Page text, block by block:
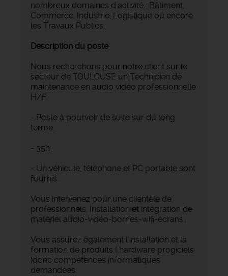
nombreux domaines d'activité : Bâtiment,
Commerce, Industrie, Logistique ou encore
les Travaux Publics.
Description du poste
Nous recherchons pour notre client sur le
secteur de TOULOUSE un Technicien de
maintenance en audio vidéo professionnelle
H/F.
- Poste à pourvoir de suite sur du long
terme.
- 35h
- Un véhicule, téléphone et PC portable sont
fournis.
Vous intervenez pour une clientèle de
professionnels. Installation et intégration de
matériel audio-vidéo-bornes-wifi-écrans...
Vous assurez également l'installation et la
formation de produits ( hardware progiciels
)donc compétences informatiques
demandées.